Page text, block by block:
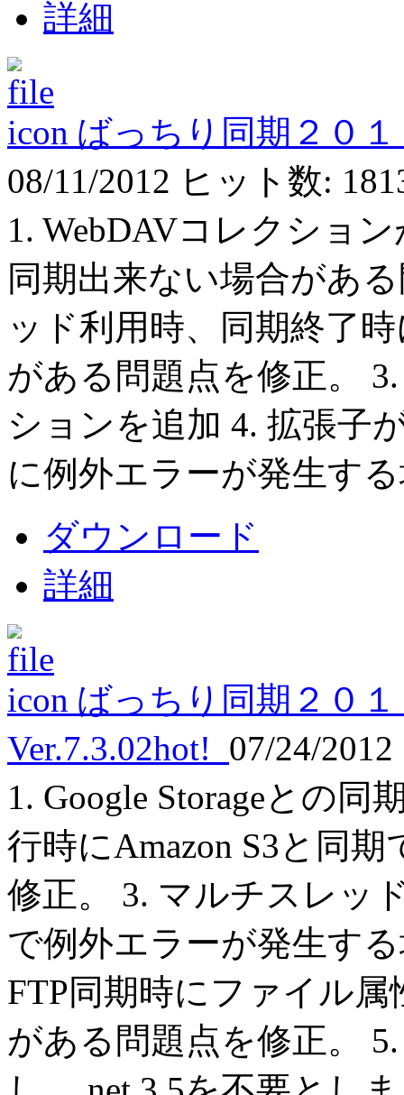
詳細
ばっちり同期２０
08/11/2012 ヒット数:
1. WebDAVコレクショ
同期出来ない場合があ
ッド利用時、同期終了
がある問題点を修正。
ションを追加 4. 拡張子
に例外エラーが発生す
ダウンロード
詳細
ばっちり同期２０
Ver.7.3.02hot! 07/24/2012
1. Google Storageとの
行時にAmazon S3と同
修正。 3. マルチスレッ
で例外エラーが発生す
FTP同期時にファイル
がある問題点を修正。